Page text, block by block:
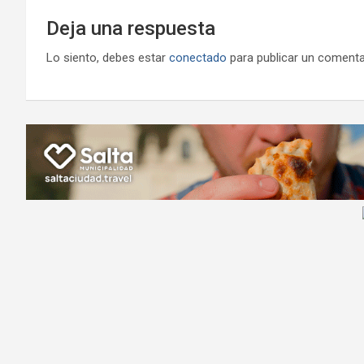
Deja una respuesta
Lo siento, debes estar conectado para publicar un